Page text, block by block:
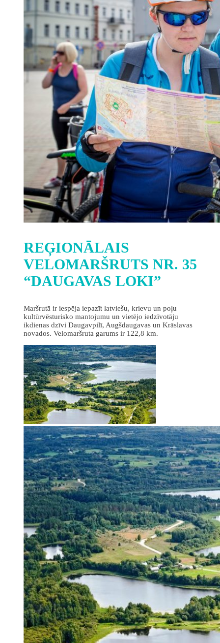
REĢIONĀLAIS
VELOMARŠRUTS NR. 35
“DAUGAVAS LOKI”
Maršrutā ir iespēja iepazīt latviešu, krievu un poļu
kultūrvēsturisko mantojumu un vietējo iedzīvotāju
ikdienas dzīvi Daugavpilī, Augšdaugavas un Krāslavas
novados. Velomaršruta garums ir 122,8 km.